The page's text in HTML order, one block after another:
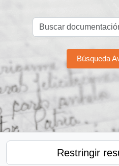
Búsqueda
Restringir